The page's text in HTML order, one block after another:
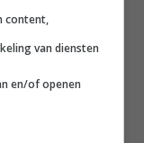
geluid
MiniJack)
content,
van diensten
en/of openen